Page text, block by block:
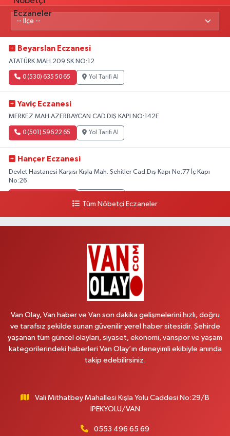
Beyarslan Eczanesi
ATATÜRK MAH.209 SK.NO:12
0 (530) 635 50 65 Yol Tarifi Al
Yaviç Eczanesi
MERKEZ MAH.AZERBAYCAN CAD.DIŞ KAPI NO:142E
0 (501) 596 22 65 Yol Tarifi Al
Hançer Eczanesi
Devlet Hastanesi Karşısı Kışla Mah. Şehitler Cad.Dış Kapı No:77 İç Kapı
No:26
Yol Tarifi Al
ÖZEL AKDAMAR HASTANESİ KARŞISI HATUNİYE MAH.ASMİN SK.NO:11
Çağatay Eczanesi
MAHMUDİYE MAH.VAN-SARAY YOLU 113 D
Yol Tarifi Al
YENİŞEHİR MAH. 117.SOKAK 7-9Ahastane karşısı
Tüm Nöbetçi Eczaneler
Van Olay, Van haber ve Van son dakika gelişmelerini hızlı, doğru
ve tarafsız şekilde sunan güvenilir yerel haber sitesidir. Şehirde
yaşanan tüm güncel olayları, siyaset, ekonomi, vanspor ve yaşam
kategorilerindeki haberleri Van Olay’ın deneyimli ekibiyle anında
takip edebilirsiniz.
Vali Mithatbey Mahallesi Kışla Yolu Caddesi No:29/B
İPEKYOLU/VAN
0553 496 65 69